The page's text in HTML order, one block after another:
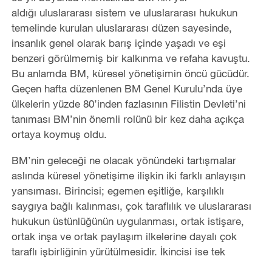
aldığı uluslararası sistem ve uluslararası hukukun
temelinde kurulan uluslararası düzen sayesinde,
insanlık genel olarak barış içinde yaşadı ve eşi
benzeri görülmemiş bir kalkınma ve refaha kavuştu.
Bu anlamda BM, küresel yönetişimin öncü gücüdür.
Geçen hafta düzenlenen BM Genel Kurulu’nda üye
ülkelerin yüzde 80’inden fazlasının Filistin Devleti’ni
tanıması BM’nin önemli rolünü bir kez daha açıkça
ortaya koymuş oldu.
BM’nin geleceği ne olacak yönündeki tartışmalar
aslında küresel yönetişime ilişkin iki farklı anlayışın
yansıması. Birincisi; egemen eşitliğe, karşılıklı
saygıya bağlı kalınması, çok taraflılık ve uluslararası
hukukun üstünlüğünün uygulanması, ortak istişare,
ortak inşa ve ortak paylaşım ilkelerine dayalı çok
taraflı işbirliğinin yürütülmesidir. İkincisi ise tek